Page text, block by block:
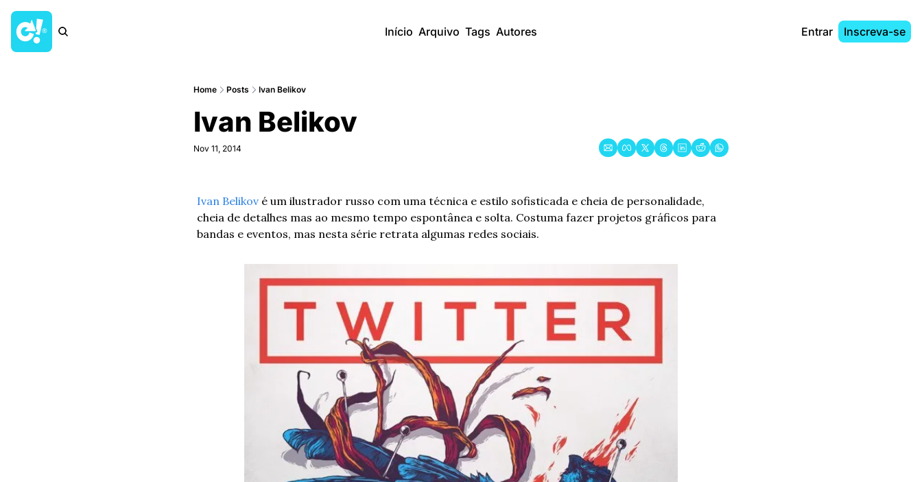
Início Arquivo Tags Autores Entrar Inscreva-se
Home Posts Ivan Belikov
Ivan Belikov
Nov 11, 2014
Ivan Belikov é um ilustrador russo com uma técnica e estilo sofisticada e cheia de personalidade,
cheia de detalhes mas ao mesmo tempo espontânea e solta. Costuma fazer projetos gráficos para
bandas e eventos, mas nesta série retrata algumas redes sociais.